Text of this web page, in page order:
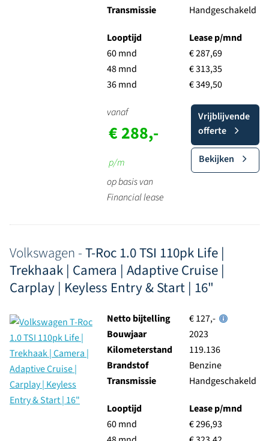
Transmissie
Handgeschakeld
Looptijd
60 mnd
48 mnd
36 mnd
Lease p/mnd
€ 287,69
€ 313,35
€ 349,50
vanaf
€ 288,-
p/m
op basis van
Financial lease
Vrijblijvende
offerte
Bekijken
Volkswagen -T-Roc 1.0 TSI 110pk Life |
Trekhaak | Camera | Adaptive Cruise |
Carplay | Keyless Entry & Start | 16"
Netto bijtelling
€ 127,-
Bouwjaar
2023
Kilometerstand
119.136
Brandstof
Benzine
Transmissie
Handgeschakeld
Looptijd
60 mnd
Lease p/mnd
€ 296,93